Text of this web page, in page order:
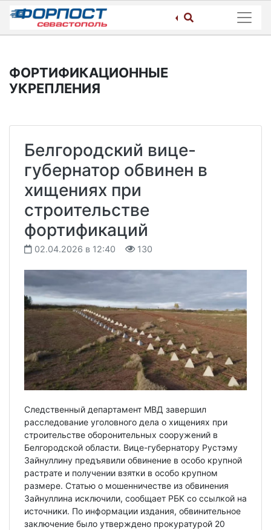
Skip
content
ФОРТИФИКАЦИОННЫЕ
УКРЕПЛЕНИЯ
Белгородский вице-
губернатор обвинен в
хищениях при
строительстве
фортификаций
02.04.2026 в 12:40 130
Следственный департамент МВД завершил
расследование уголовного дела о хищениях при
строительстве оборонительных сооружений в
Белгородской области. Вице-губернатору Рустэму
Зайнуллину предъявили обвинение в особо крупной
растрате и получении взятки в особо крупном
размере. Статью о мошенничестве из обвинения
Зайнуллина исключили, сообщает РБК со ссылкой на
источники. По информации издания, обвинительное
заключение было утверждено прокуратурой 20